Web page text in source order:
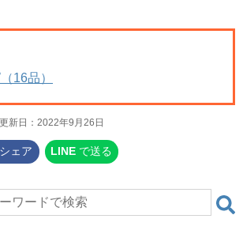
16品）
新日： 2022年9月26日
シェア LINE で送る